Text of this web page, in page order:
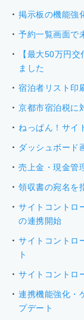
掲示板の機能強
予約一覧画面で
【最大50万円
ました
宿泊者リスト印
京都市宿泊税に
ねっぱん！サイ
ダッシュボード
売上金・現金管
領収書の宛名を
サイトコントロ
の連携開始
サイトコントロ
ト
サイトコントロ
連携機能強化・
プデート